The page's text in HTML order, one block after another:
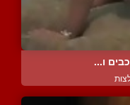
ו...